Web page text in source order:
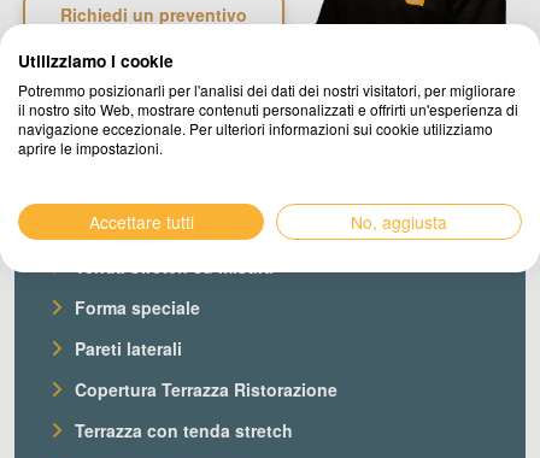
Richiedi un preventivo
Le nostre tende stretch
Tenda stretch su misura
Forma speciale
Pareti laterali
Copertura Terrazza Ristorazione
Terrazza con tenda stretch
Utilizziamo i cookie
Potremmo posizionarli per l'analisi dei dati dei nostri visitatori, per migliorare
il nostro sito Web, mostrare contenuti personalizzati e offrirti un'esperienza di
navigazione eccezionale. Per ulteriori informazioni sui cookie utilizziamo
aprire le impostazioni.
Accettare tutti No, aggiusta